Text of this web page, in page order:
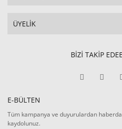
ÜYELİK
BİZİ TAKİP
E-BÜLTEN
Tüm kampanya ve duyurulardan
kaydolunuz.